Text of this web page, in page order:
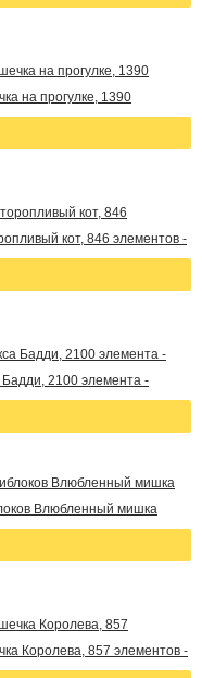
на прогулке, 1390
кот, 846 элементов -
Бадди, 2100 элемента -
Влюбленный мишка
Королева, 857 элементов -